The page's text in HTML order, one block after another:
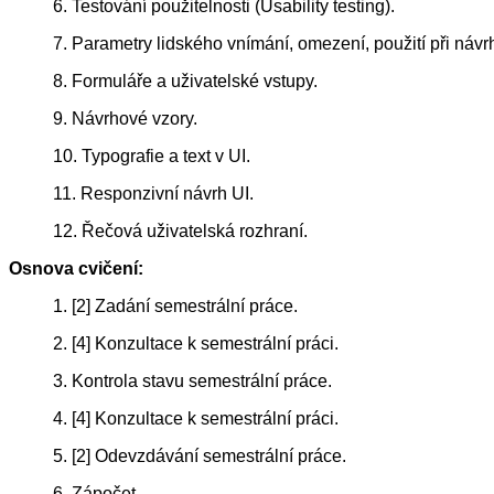
6. Testování použitelnosti (Usability testing).
7. Parametry lidského vnímání, omezení, použití při
8. Formuláře a uživatelské vstupy.
9. Návrhové vzory.
10. Typografie a text v UI.
11. Responzivní návrh UI.
12. Řečová uživatelská rozhraní.
Osnova cvičení:
1. [2] Zadání semestrální práce.
2. [4] Konzultace k semestrální práci.
3. Kontrola stavu semestrální práce.
4. [4] Konzultace k semestrální práci.
5. [2] Odevzdávání semestrální práce.